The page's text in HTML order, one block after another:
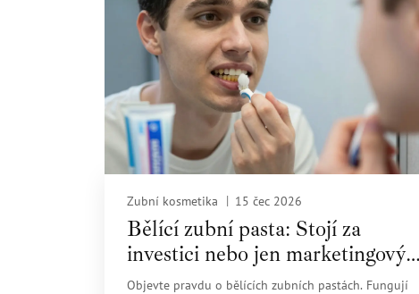
Zubní kosmetika 15 čec 2026
Bělící zubní pasta: Stojí za
investici nebo jen marketingový
trik?
Objevte pravdu o bělících zubních pastách. Fungují